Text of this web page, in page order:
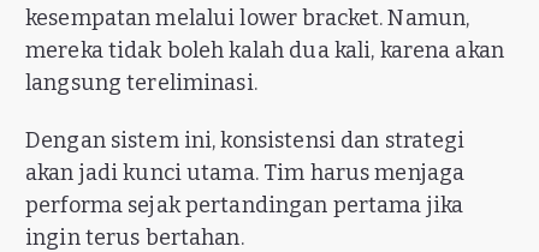
kesempatan melalui lower bracket. Namun,
mereka tidak boleh kalah dua kali, karena akan
langsung tereliminasi.
Dengan sistem ini, konsistensi dan strategi
akan jadi kunci utama. Tim harus menjaga
performa sejak pertandingan pertama jika
ingin terus bertahan.